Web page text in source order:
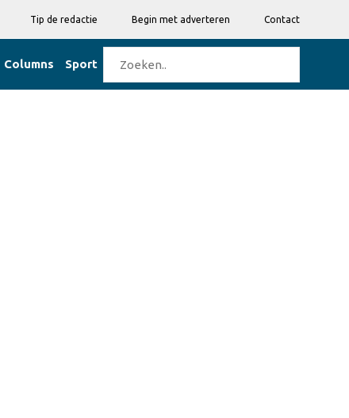
Tip de redactie Begin met adverteren Contact
Columns Sport